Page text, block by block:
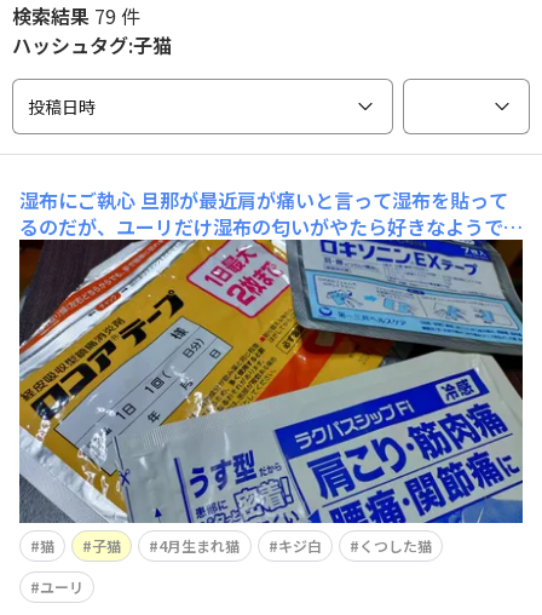
検索結果 79 件
ハッシュタグ:子猫
投稿日時
湿布にご執心 旦那が最近肩が痛いと言って湿布を貼って
るのだが、ユーリだけ湿布の匂いがやたら好きなようで湿
布を貼った肩の匂いをずっとクンカクンカと嗅いでたり舐
めようとして止められる。猫ってだいたいミント系の香り
が苦手な子が多いけどたまにやたらミント系の香りが大好
きな子って居るよね。
猫 子猫 4月生まれ猫 キジ白
くつした猫
ユーリ